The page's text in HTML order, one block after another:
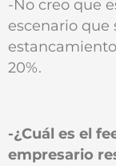
-No creo que
escenario que
20%.
-¿Cuál es el
empresario